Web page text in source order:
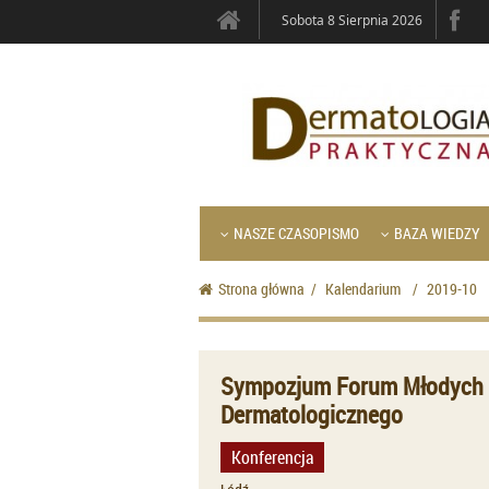
Sobota 8 Sierpnia 2026
NASZE CZASOPISMO BAZA WIEDZY
Strona główna / Kalendarium / 2019-10
Sympozjum Forum Młodych Polskiego Towarzystwa
Dermatologicznego
Konferencja